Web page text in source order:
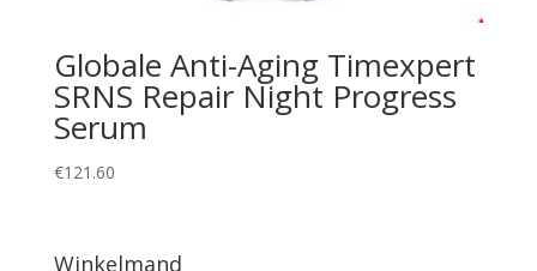
Globale Anti-Aging Timexpert
SRNS Repair Night Progress
Serum
€121.60
Winkelmand